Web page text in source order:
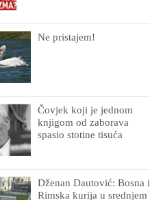
Ne pristajem!
Čovjek koji je jednom
knjigom od zaborava
spasio stotine tisuća
Dženan Dautović: Bosna i
Rimska kurija u srednjem